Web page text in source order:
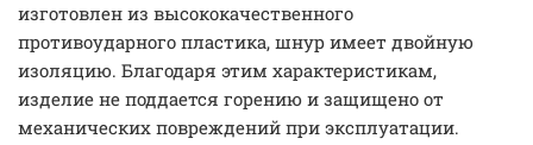
изготовлен из высококачественного
противоударного пластика, шнур имеет двойную
изоляцию. Благодаря этим характеристикам,
изделие не поддается горению и защищено от
механических повреждений при эксплуатации.